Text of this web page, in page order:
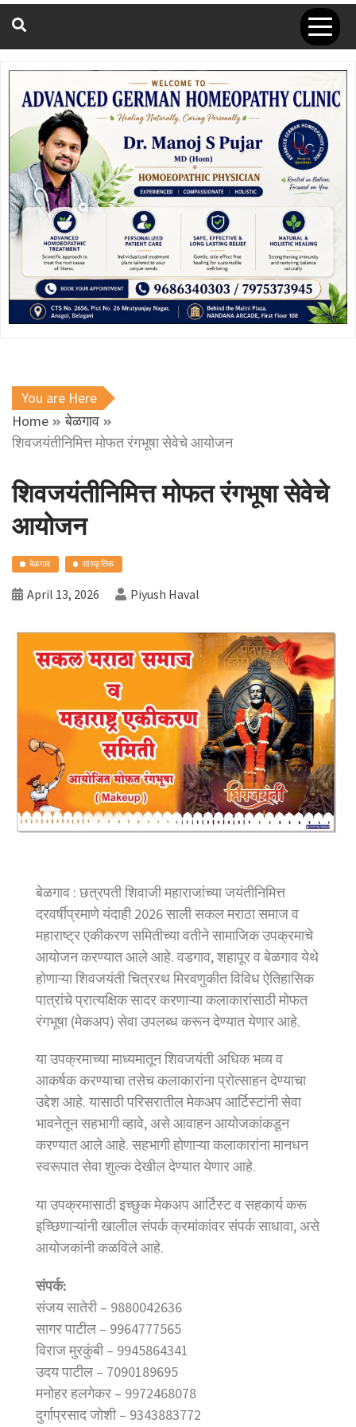
You are Here
Home
बेळगाव
शिवजयंतीनिमित्त मोफत रंगभूषा सेवेचे आयोजन
शिवजयंतीनिमित्त मोफत रंगभूषा सेवेचे
आयोजन
बेळगाव सांस्कृतिक
April 13, 2026 Piyush Haval
बेळगाव : छत्रपती शिवाजी महाराजांच्या जयंतीनिमित्त
दरवर्षीप्रमाणे यंदाही 2026 साली सकल मराठा समाज व
महाराष्ट्र एकीकरण समितीच्या वतीने सामाजिक उपक्रमाचे
आयोजन करण्यात आले आहे. वडगाव, शहापूर व बेळगाव येथे
होणाऱ्या शिवजयंती चित्ररथ मिरवणुकीत विविध ऐतिहासिक
पात्रांचे प्रात्यक्षिक सादर करणाऱ्या कलाकारांसाठी मोफत
रंगभूषा (मेकअप) सेवा उपलब्ध करून देण्यात येणार आहे.
या उपक्रमाच्या माध्यमातून शिवजयंती अधिक भव्य व
आकर्षक करण्याचा तसेच कलाकारांना प्रोत्साहन देण्याचा
उद्देश आहे. यासाठी परिसरातील मेकअप आर्टिस्टांनी सेवा
भावनेतून सहभागी व्हावे, असे आवाहन आयोजकांकडून
करण्यात आले आहे. सहभागी होणाऱ्या कलाकारांना मानधन
स्वरूपात सेवा शुल्क देखील देण्यात येणार आहे.
या उपक्रमासाठी इच्छुक मेकअप आर्टिस्ट व सहकार्य करू
इच्छिणाऱ्यांनी खालील संपर्क क्रमांकांवर संपर्क साधावा, असे
आयोजकांनी कळविले आहे.
संपर्क:
संजय सातेरी – 9880042636
सागर पाटील – 9964777565
विराज मुरकुंबी – 9945864341
उदय पाटील – 7090189695
मनोहर हलगेकर – 9972468078
दुर्गाप्रसाद जोशी – 9343883772